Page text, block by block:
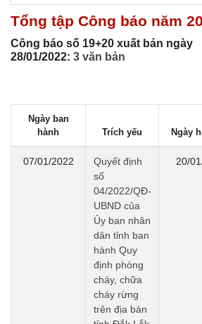
Tổng tập Công báo năm
Công báo số 19+20 xuất bản ngày
28/01/2022: 3 văn bản
Ngày ban
hành
Trích yếu Ngày
07/01/2022
Quyết định
số
04/2022/QĐ-
UBND của
Ủy ban nhân
dân tỉnh ban
hành Quy
định phòng
cháy, chữa
cháy rừng
trên địa bàn
20/